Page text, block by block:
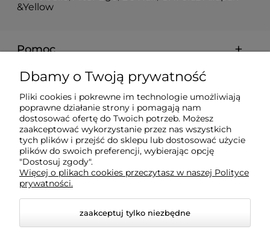
&Yellow
Pomoc
Moje konto
Płatności i dostawa
Informacje
O nas
Dbamy o Twoją prywatność
Pliki cookies i pokrewne im technologie umożliwiają
poprawne działanie strony i pomagają nam
dostosować ofertę do Twoich potrzeb. Możesz
zaakceptować wykorzystanie przez nas wszystkich
tych plików i przejść do sklepu lub dostosować użycie
plików do swoich preferencji, wybierając opcję
"Dostosuj zgody".
Więcej o plikach cookies przeczytasz w naszej Polityce
prywatności.
zaakceptuj tylko niezbędne